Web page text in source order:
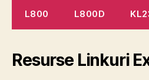
L800 L800D
Resurse Linkuri